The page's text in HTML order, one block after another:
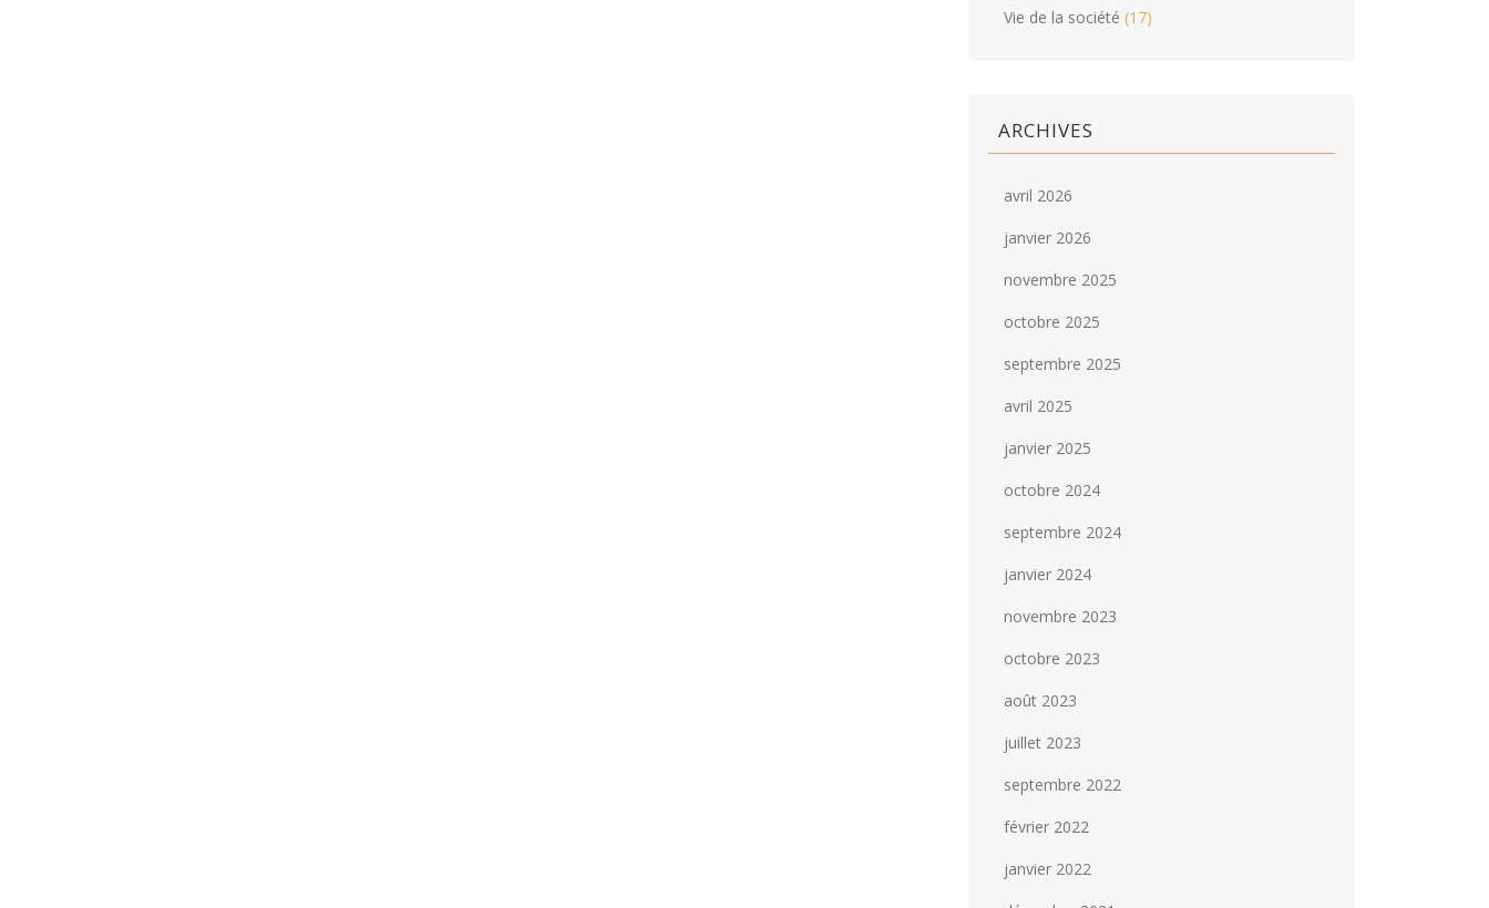
Vie de la société (17)
ARCHIVES
avril 2026
janvier 2026
novembre 2025
octobre 2025
septembre 2025
avril 2025
janvier 2025
octobre 2024
septembre 2024
janvier 2024
novembre 2023
octobre 2023
août 2023
juillet 2023
septembre 2022
février 2022
janvier 2022